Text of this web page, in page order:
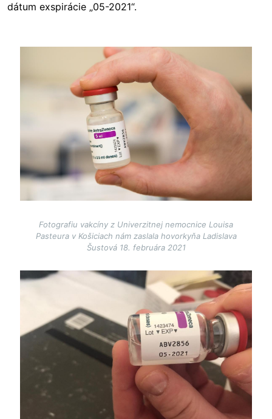
dátum exspirácie „05-2021“.
Fotografiu vakcíny z Univerzitnej nemocnice Louisa
Pasteura v Košiciach nám zaslala hovorkyňa Ladislava
Šustová 18. februára 2021
Image